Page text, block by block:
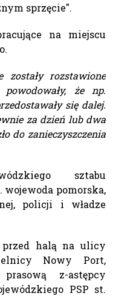
sprzęcie".
na miejscu
rozstawione
że np.
się dalej.
za dzień lub dwa
do zanieczyszczenia
sztabu
pomorska,
policji i władze
przed halą na ulicy
Nowy Port,
z-astępcy
PSP st.